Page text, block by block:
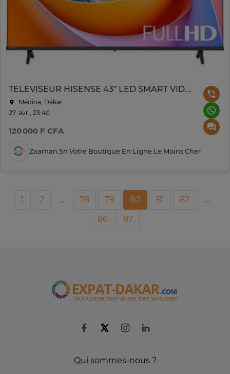
TELEVISEUR HISENSE 43" LED SMART VIDAA 4K 43A4Q
Médina, Dakar
27. avr., 23:40
120 000 F CFA
Zaaman.sn Votre Boutique En Ligne Le Moins Cher
1 2 ... 78 79 80 81 82
...
86
87
Qui sommes-nous ?